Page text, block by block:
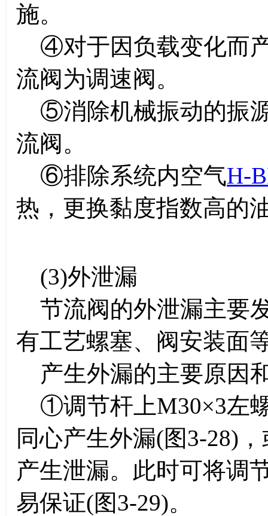
施。
④对于因负载变化而
流阀为调速阀。
⑤消除机械振动的振
流阀。
⑥排除系统内空气H-
热，更换黏度指数高的
(3)外泄漏
节流阀的外泄漏主要
有工艺螺塞、阀安装面
产生外漏的主要原因
①调节杆上M30×3左
同心产生外漏(图3-28)
产生泄漏。此时可将调
易保证(图3-29)。